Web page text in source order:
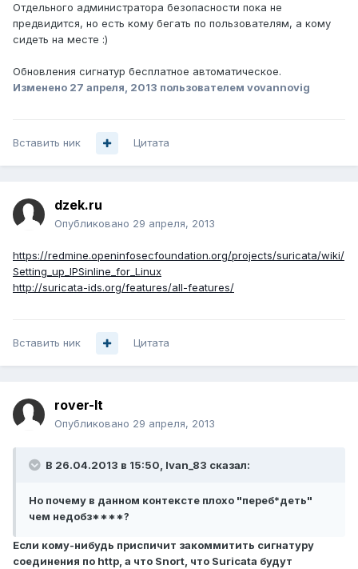
Отдельного администратора безопасности пока не
предвидится, но есть кому бегать по пользователям, а кому
сидеть на месте :)
Обновления сигнатур бесплатное автоматическое.
Изменено 27 апреля, 2013 пользователем vovannovig
Вставить ник Цитата
dzek.ru
Опубликовано 29 апреля, 2013
https://redmine.openinfosecfoundation.org/projects/suricata/wiki/
Setting_up_IPSinline_for_Linux
http://suricata-ids.org/features/all-features/
Вставить ник Цитата
rover-lt
Опубликовано 29 апреля, 2013
В 26.04.2013 в 15:50, Ivan_83 сказал:
Но почему в данном контексте плохо "переб*деть"
чем недобз****?
Если кому-нибудь приспичит закоммитить сигнатуру
соединения по http, а что Snort, что Suricata будут